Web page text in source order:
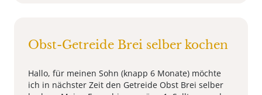
Obst-Getreide Brei selber kochen
Hallo, für meinen Sohn (knapp 6 Monate) möchte
ich in nächster Zeit den Getreide Obst Brei selber